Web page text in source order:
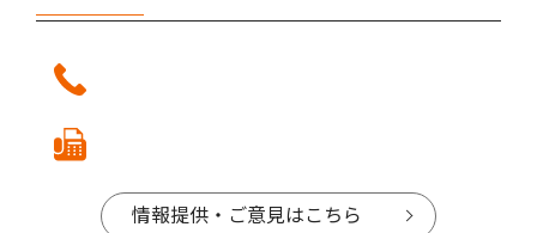
情報提供・ご意見はこちら